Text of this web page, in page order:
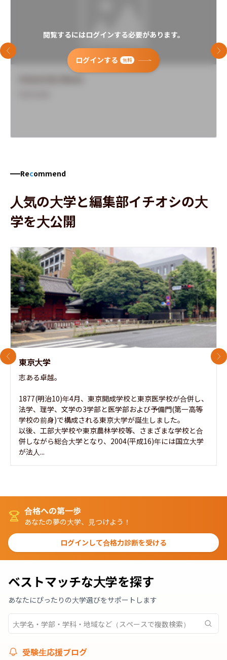
閲覧するにはログインする必要があります。
ログインする 無料
前のスライド 次
Recommend
人気の大学と編集部イチオシの大
学を大公開
東京大学
志ある卓越。
1877(明治10)年4月、東京開成学校と東京医学校が合併し、
法学、理学、文学の3学部と医学部および予備門(第一高等
学校の前身)で構成される東京大学が誕生しました。
以後、工部大学校や東京農林学校等、さまざまな学校と合
併しながら総合大学となり、2004(平成16)年には国立大学
が法人...
前のスライド 次
合格への第一歩
あなたの夢の大学、見つけよう！
ログインして合格力診断を受ける
ベストマッチな大学を探す
あなたにぴったりの大学選びをサポートします
受験生応援ブログ